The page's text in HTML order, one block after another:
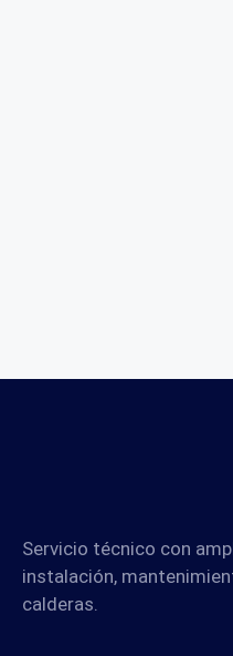
Servicio técnico con
instalación,
calderas.